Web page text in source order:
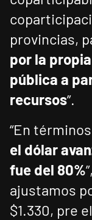
provincias,
por la
pública a
recursos”.
“En
el dólar
fue del 80%
ajustamos
$1.330, pre